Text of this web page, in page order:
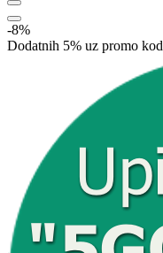
-8%
Dodatnih 5% uz promo kod